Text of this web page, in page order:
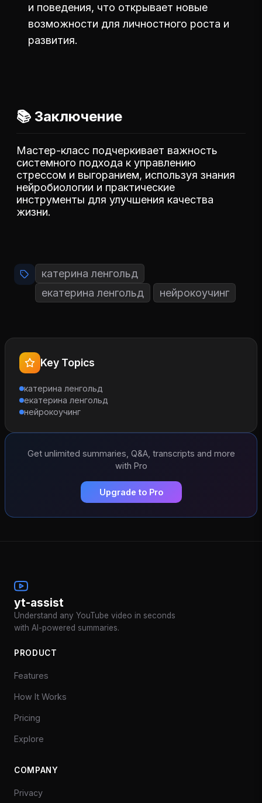
и поведения, что открывает новые
возможности для личностного роста и
развития.
📚 Заключение
Мастер-класс подчеркивает важность
системного подхода к управлению
стрессом и выгоранием, используя знания
нейробиологии и практические
инструменты для улучшения качества
жизни.
катерина ленгольд
екатерина ленгольд
нейрокоучинг
Key Topics
катерина ленгольд
екатерина ленгольд
нейрокоучинг
Get unlimited summaries, Q&A, transcripts and more
with Pro
Upgrade to Pro
yt-assist
Understand any YouTube video in seconds
with AI-powered summaries.
PRODUCT
Features
How It Works
Pricing
Explore
COMPANY
Privacy